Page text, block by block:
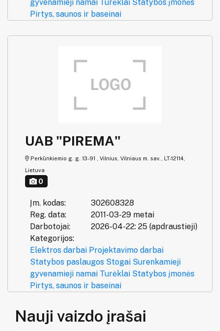
gyvenamieji namai Turėklai Statybos įmonės
Pirtys, saunos ir baseinai
UAB "PIREMA"
Perkūnkiemio g. g. 13-91 , Vilnius, Vilniaus m. sav., LT-12114,
Lietuva
0
Įm. kodas:
302608328
Reg. data:
2011-03-29 metai
Darbotojai:
2026-04-22: 25 (apdraustieji)
Kategorijos:
Elektros darbai Projektavimo darbai
Statybos paslaugos Stogai Surenkamieji
gyvenamieji namai Turėklai Statybos įmonės
Pirtys, saunos ir baseinai
Nauji vaizdo įrašai